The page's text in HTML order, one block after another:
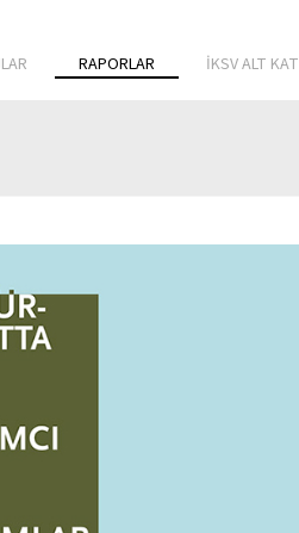
RAPORLAR İKSV ALT KAT